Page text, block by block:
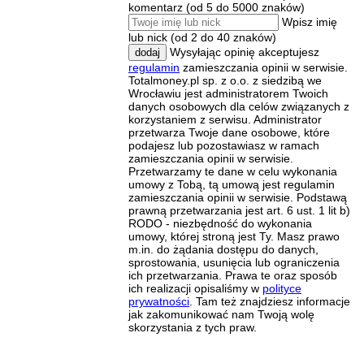
komentarz (od 5 do 5000 znaków)
Wpisz imię
lub nick (od 2 do 40 znaków)
dodaj
Wysyłając opinię akceptujesz
regulamin zamieszczania opinii w serwisie.
Totalmoney.pl sp. z o.o. z siedzibą we
Wrocławiu jest administratorem Twoich
danych osobowych dla celów związanych z
korzystaniem z serwisu. Administrator
przetwarza Twoje dane osobowe, które
podajesz lub pozostawiasz w ramach
zamieszczania opinii w serwisie.
Przetwarzamy te dane w celu wykonania
umowy z Tobą, tą umową jest regulamin
zamieszczania opinii w serwisie. Podstawą
prawną przetwarzania jest art. 6 ust. 1 lit b)
RODO - niezbędność do wykonania
umowy, której stroną jest Ty. Masz prawo
m.in. do żądania dostępu do danych,
sprostowania, usunięcia lub ograniczenia
ich przetwarzania. Prawa te oraz sposób
ich realizacji opisaliśmy w polityce
prywatności . Tam też znajdziesz informacje
jak zakomunikować nam Twoją wolę
skorzystania z tych praw.